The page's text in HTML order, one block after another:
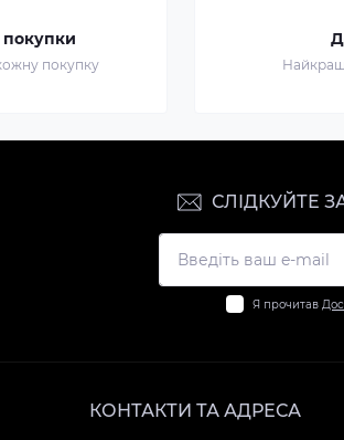
покупки
покупку
СЛІДКУЙТЕ
Я прочитав
КОНТАКТИ ТА АДРЕСА